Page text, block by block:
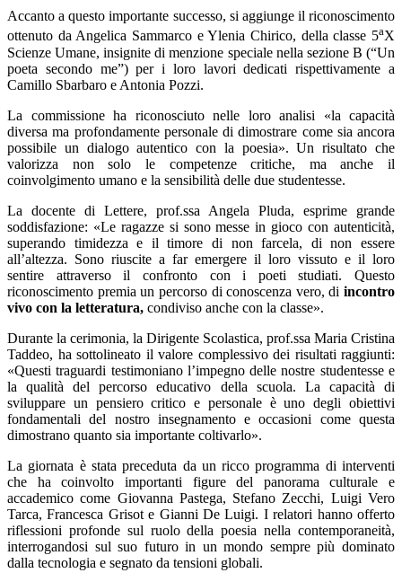
Accanto a questo importante successo, si aggiunge il riconoscimento
ottenuto da Angelica Sammarco e Ylenia Chirico, della classe 5aX
Scienze Umane, insignite di menzione speciale nella sezione B (“Un
poeta secondo me”) per i loro lavori dedicati rispettivamente a
Camillo Sbarbaro e Antonia Pozzi.
La commissione ha riconosciuto nelle loro analisi «la capacità
diversa ma profondamente personale di dimostrare come sia ancora
possibile un dialogo autentico con la poesia». Un risultato che
valorizza non solo le competenze critiche, ma anche il
coinvolgimento umano e la sensibilità delle due studentesse.
La docente di Lettere, prof.ssa Angela Pluda, esprime grande
soddisfazione: «Le ragazze si sono messe in gioco con autenticità,
superando timidezza e il timore di non farcela, di non essere
all’altezza. Sono riuscite a far emergere il loro vissuto e il loro
sentire attraverso il confronto con i poeti studiati. Questo
riconoscimento premia un percorso di conoscenza vero, di incontro
vivo con la letteratura, condiviso anche con la classe».
Durante la cerimonia, la Dirigente Scolastica, prof.ssa Maria Cristina
Taddeo, ha sottolineato il valore complessivo dei risultati raggiunti:
«Questi traguardi testimoniano l’impegno delle nostre studentesse e
la qualità del percorso educativo della scuola. La capacità di
sviluppare un pensiero critico e personale è uno degli obiettivi
fondamentali del nostro insegnamento e occasioni come questa
dimostrano quanto sia importante coltivarlo».
La giornata è stata preceduta da un ricco programma di interventi
che ha coinvolto importanti figure del panorama culturale e
accademico come Giovanna Pastega, Stefano Zecchi, Luigi Vero
Tarca, Francesca Grisot e Gianni De Luigi. I relatori hanno offerto
riflessioni profonde sul ruolo della poesia nella contemporaneità,
interrogandosi sul suo futuro in un mondo sempre più dominato
dalla tecnologia e segnato da tensioni globali.